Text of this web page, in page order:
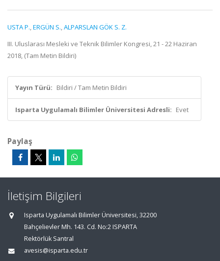
USTA P.,ERGÜN S.,ALPARSLAN GÖK S. Z.
III. Uluslarası Mesleki ve Teknik Bilimler Kongresi, 21 - 22 Haziran
2018, (Tam Metin Bildiri)
Yayın Türü: Bildiri / Tam Metin Bildiri
Isparta Uygulamalı Bilimler Üniversitesi Adresli: Evet
Paylaş
İletişim Bilgileri
Isparta Uygulamalı Bilimler Üniversitesi, 32200
Bahçelievler Mh. 143. Cd. No:2 ISPARTA
Rektörlük Santral
avesis@isparta.edu.tr